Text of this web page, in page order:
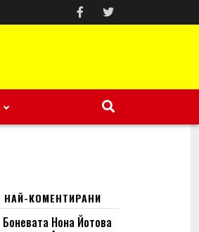
НАЙ-КОМЕНТИРАНИ
Боневата Нона Йотова